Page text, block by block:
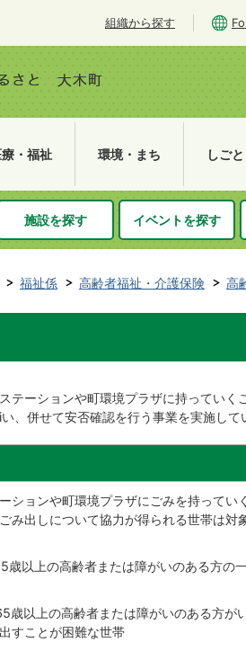
組織から探す
療・福祉 環境・まち しご
施設を探す イベントを探す
福祉係 高齢者福祉・介護保険 高
ーションや町環境プラザに持っていく
、併せて安否確認を行う事業を実施して
ョンや町環境プラザにごみを持ってい
み出しについて協力が得られる世帯は対
以上の高齢者または障がいのある方の
以上の高齢者または障がいのある方が
すことが困難な世帯